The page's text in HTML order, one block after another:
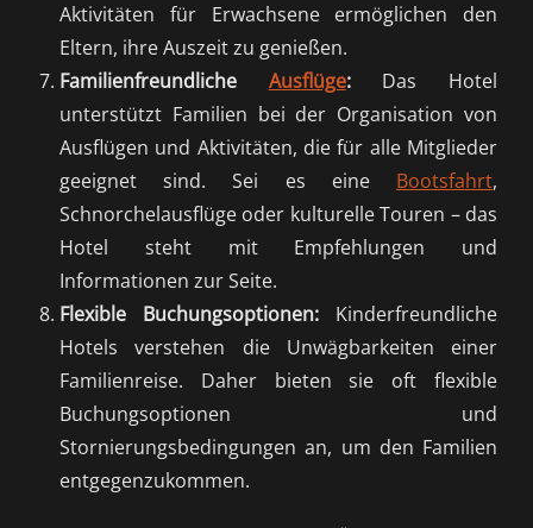
Aktivitäten für Erwachsene ermöglichen den
Eltern, ihre Auszeit zu genießen.
Familienfreundliche Ausflüge:Das Hotel
unterstützt Familien bei der Organisation von
Ausflügen und Aktivitäten, die für alle Mitglieder
geeignet sind. Sei es eine Bootsfahrt,
Schnorchelausflüge oder kulturelle Touren – das
Hotel steht mit Empfehlungen und
Informationen zur Seite.
Flexible Buchungsoptionen: Kinderfreundliche
Hotels verstehen die Unwägbarkeiten einer
Familienreise. Daher bieten sie oft flexible
Buchungsoptionen und
Stornierungsbedingungen an, um den Familien
entgegenzukommen.